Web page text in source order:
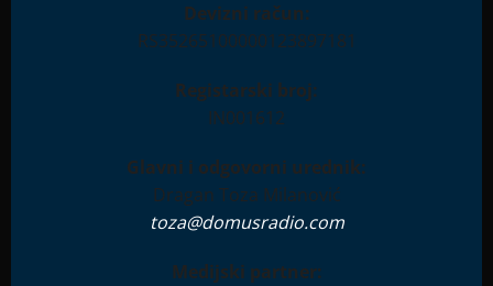
Devizni račun:
RS35265100000123897181
Registarski broj:
IN001612
Glavni i odgovorni urednik:
Dragan Toza Milanović
toza@domusradio.com
Medijski partner: